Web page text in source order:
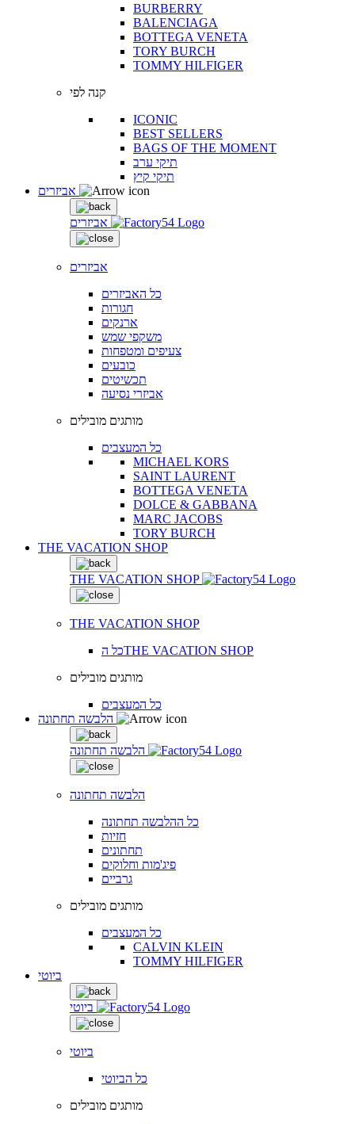
BURBERRY
BALENCIAGA
BOTTEGA VENETA
TORY BURCH
TOMMY HILFIGER
קנה לפי
ICONIC
BEST SELLERS
BAGS OF THE MOMENT
תיקי ערב
תיקי קיץ
אביזרים
אביזרים
כל האביזרים
חגורות
ארנקים
משקפי שמש
צעיפים ומטפחות
כובעים
תכשיטים
אביזרי נסיעה
מותגים מובילים
כל המעצבים
MICHAEL KORS
SAINT LAURENT
BOTTEGA VENETA
DOLCE & GABBANA
MARC JACOBS
TORY BURCH
THE VACATION SHOP
THE VACATION SHOP
THE VACATION SHOP
כל הTHE VACATION SHOP
מותגים מובילים
כל המעצבים
הלבשה תחתונה
הלבשה תחתונה
כל ההלבשה תחתונה
חזיות
תחתונים
פיג'מות וחלוקים
גרביים
מותגים מובילים
כל המעצבים
CALVIN KLEIN
TOMMY HILFIGER
ביוטי
ביוטי
ביוטי
כל הביוטי
מותגים מובילים